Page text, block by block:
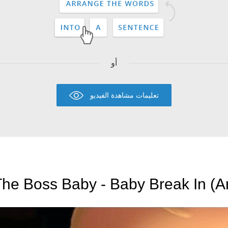
أو
تعليمات مشاهدة الفيديو
Boss Baby - Baby Break In